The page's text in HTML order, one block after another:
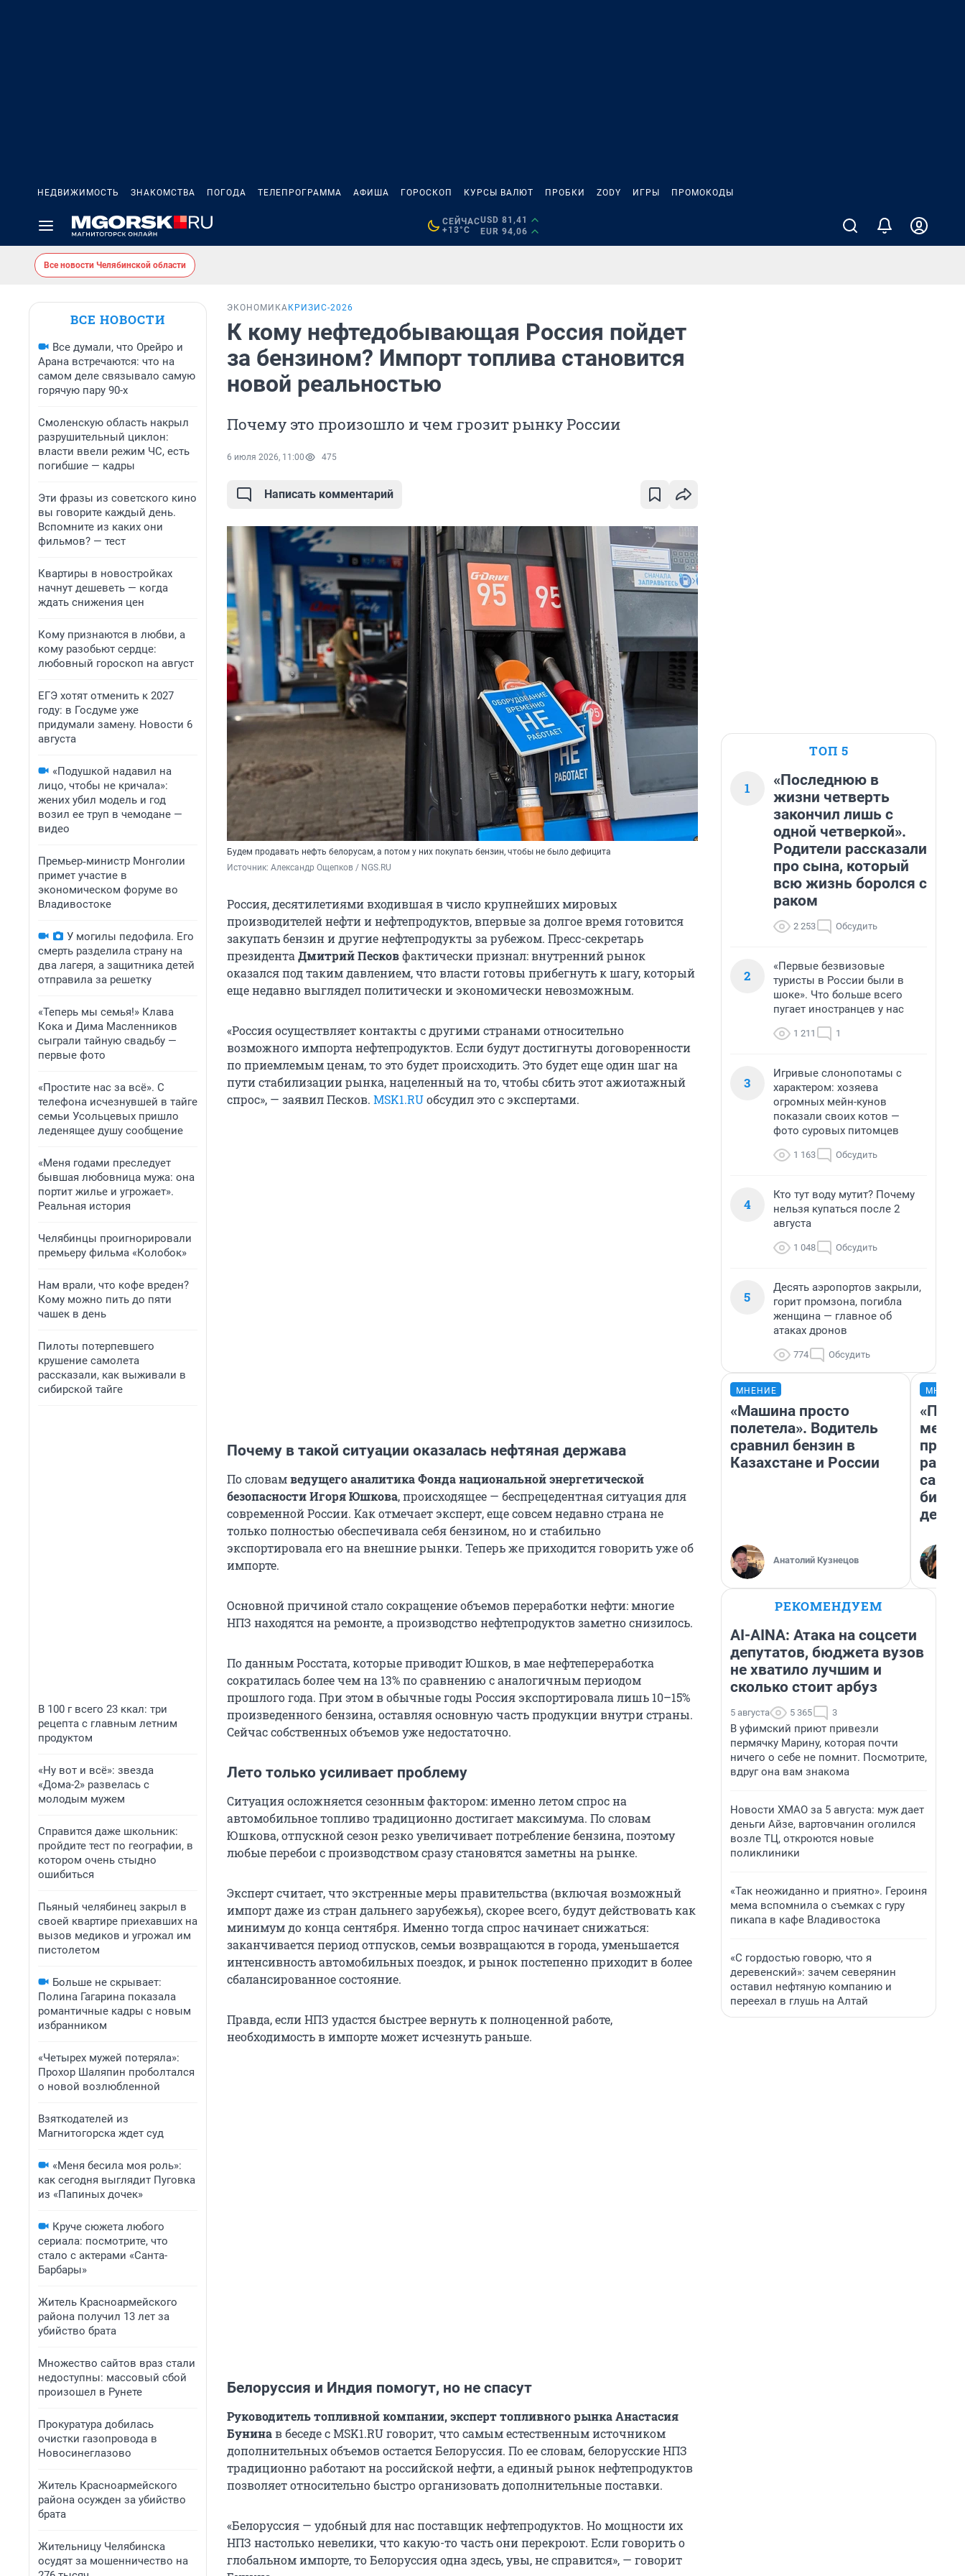
НЕДВИЖИМОСТЬ ЗНАКОМСТВА ПОГОДА ТЕЛЕПРОГРАММА АФИША ГОРОСКОП КУРСЫ ВАЛЮТ ПРОБКИ ZODY ИГРЫ ПРОМОКОДЫ
СЕЙЧАС
+13°C
USD 81,41
EUR 94,06
Все новости Челябинской области
ВСЕ НОВОСТИ
Все думали, что Орейро и
Арана встречаются: что на
самом деле связывало самую
горячую пару 90-х
Смоленскую область накрыл
разрушительный циклон:
власти ввели режим ЧС, есть
погибшие — кадры
Эти фразы из советского кино
вы говорите каждый день.
Вспомните из каких они
фильмов? — тест
Квартиры в новостройках
начнут дешеветь — когда
ждать снижения цен
Кому признаются в любви, а
кому разобьют сердце:
любовный гороскоп на август
ЕГЭ хотят отменить к 2027
году: в Госдуме уже
придумали замену. Новости 6
августа
«Подушкой надавил на
лицо, чтобы не кричала»:
жених убил модель и год
возил ее труп в чемодане —
видео
Премьер‑министр Монголии
примет участие в
экономическом форуме во
Владивостоке
У могилы педофила. Его
смерть разделила страну на
два лагеря, а защитника детей
отправила за решетку
«Теперь мы семья!» Клава
Кока и Дима Масленников
сыграли тайную свадьбу —
первые фото
«Простите нас за всё». С
телефона исчезнувшей в тайге
семьи Усольцевых пришло
леденящее душу сообщение
«Меня годами преследует
бывшая любовница мужа: она
портит жилье и угрожает».
Реальная история
Челябинцы проигнорировали
премьеру фильма «Колобок»
Нам врали, что кофе вреден?
Кому можно пить до пяти
чашек в день
Пилоты потерпевшего
крушение самолета
рассказали, как выживали в
сибирской тайге
В 100 г всего 23 ккал: три
рецепта с главным летним
продуктом
«Ну вот и всё»: звезда
«Дома-2» развелась с
молодым мужем
Справится даже школьник:
пройдите тест по географии, в
котором очень стыдно
ошибиться
Пьяный челябинец закрыл в
своей квартире приехавших на
вызов медиков и угрожал им
пистолетом
Больше не скрывает:
Полина Гагарина показала
романтичные кадры с новым
избранником
«Четырех мужей потеряла»:
Прохор Шаляпин проболтался
о новой возлюбленной
Взяткодателей из
Магнитогорска ждет суд
«Меня бесила моя роль»:
как сегодня выглядит Пуговка
из «Папиных дочек»
Круче сюжета любого
сериала: посмотрите, что
стало с актерами «Санта-
Барбары»
Житель Красноармейского
района получил 13 лет за
убийство брата
Множество сайтов враз стали
недоступны: массовый сбой
произошел в Рунете
Прокуратура добилась
очистки газопровода в
Новосинеглазово
Житель Красноармейского
района осужден за убийство
брата
Жительницу Челябинска
осудят за мошенничество на
ЭКОНОМИКА КРИЗИС-2026
К кому нефтедобывающая Россия пойдет
за бензином? Импорт топлива становится
новой реальностью
Почему это произошло и чем грозит рынку России
6 июля 2026, 11:00 475
Написать комментарий
Будем продавать нефть белорусам, а потом у них покупать бензин, чтобы не было дефицита
Источник: Александр Ощепков / NGS.RU
Россия, десятилетиями входившая в число крупнейших мировых
производителей нефти и нефтепродуктов, впервые за долгое время готовится
закупать бензин и другие нефтепродукты за рубежом. Пресс-секретарь
президента Дмитрий Песковфактически признал: внутренний рынок
оказался под таким давлением, что власти готовы прибегнуть к шагу, который
еще недавно выглядел политически и экономически невозможным.
«Россия осуществляет контакты с другими странами относительно
возможного импорта нефтепродуктов. Если будут достигнуты договоренности
по приемлемым ценам, то это будет происходить. Это будет еще один шаг на
пути стабилизации рынка, нацеленный на то, чтобы сбить этот ажиотажный
спрос», — заявил Песков. MSK1.RUобсудил это с экспертами.
Почему в такой ситуации оказалась нефтяная держава
По словамведущего аналитика Фонда национальной энергетической
безопасности Игоря Юшкова, происходящее — беспрецедентная ситуация для
современной России. Как отмечает эксперт, еще совсем недавно страна не
только полностью обеспечивала себя бензином, но и стабильно
экспортировала его на внешние рынки. Теперь же приходится говорить уже об
импорте.
Основной причиной стало сокращение объемов переработки нефти: многие
НПЗ находятся на ремонте, а производство нефтепродуктов заметно снизилось.
По данным Росстата, которые приводит Юшков, в мае нефтепереработка
сократилась более чем на 13% по сравнению с аналогичным периодом
прошлого года. При этом в обычные годы Россия экспортировала лишь 10–15%
произведенного бензина, оставляя основную часть продукции внутри страны.
Сейчас собственных объемов уже недостаточно.
Лето только усиливает проблему
Ситуация осложняется сезонным фактором: именно летом спрос на
автомобильное топливо традиционно достигает максимума. По словам
Юшкова, отпускной сезон резко увеличивает потребление бензина, поэтому
любые перебои с производством сразу становятся заметны на рынке.
Эксперт считает, что экстренные меры правительства (включая возможный
импорт даже из стран дальнего зарубежья), скорее всего, будут действовать как
минимум до конца сентября. Именно тогда спрос начинает снижаться:
заканчивается период отпусков, семьи возвращаются в города, уменьшается
интенсивность автомобильных поездок, и рынок постепенно приходит в более
сбалансированное состояние.
Правда, если НПЗ удастся быстрее вернуть к полноценной работе,
необходимость в импорте может исчезнуть раньше.
Белоруссия и Индия помогут, но не спасут
Руководитель топливной компании, эксперт топливного рынкаАнастасия
Бунинав беседе с MSK1.RU говорит, что самым естественным источником
дополнительных объемов остается Белоруссия. По ее словам, белорусские НПЗ
традиционно работают на российской нефти, а единый рынок нефтепродуктов
позволяет относительно быстро организовать дополнительные поставки.
«Белоруссия — удобный для нас поставщик нефтепродуктов. Но мощности их
НПЗ настолько невелики, что какую-то часть они перекроют. Если говорить о
глобальном импорте, то Белоруссия одна здесь, увы, не справится», — говорит
ТОП 5
1
«Последнюю в
жизни четверть
закончил лишь с
одной четверкой».
Родители рассказали
про сына, который
всю жизнь боролся с
раком
2 253 Обсудить
2
«Первые безвизовые
туристы в России были в
шоке». Что больше всего
пугает иностранцев у нас
1 211 1
3
Игривые слонопотамы с
характером: хозяева
огромных мейн-кунов
показали своих котов —
фото суровых питомцев
1 163 Обсудить
4
Кто тут воду мутит? Почему
нельзя купаться после 2
августа
1 048 Обсудить
5
Десять аэропортов закрыли,
горит промзона, погибла
женщина — главное об
атаках дронов
774 Обсудить
МНЕНИЕ
«Машина просто
полетела». Водитель
сравнил бензин в
Казахстане и России
Анатолий Кузнецов
РЕКОМЕНДУЕМ
AI-AINA: Атака на соцсети
депутатов, бюджета вузов
не хватило лучшим и
сколько стоит арбуз
5 августа 5 365 3
В уфимский приют привезли
пермячку Марину, которая почти
ничего о себе не помнит. Посмотрите,
вдруг она вам знакома
Новости ХМАО за 5 августа: муж дает
деньги Айзе, вартовчанин оголился
возле ТЦ, откроются новые
поликлиники
«Так неожиданно и приятно». Героиня
мема вспомнила о съемках с гуру
пикапа в кафе Владивостока
«С гордостью говорю, что я
деревенский»: зачем северянин
оставил нефтяную компанию и
переехал в глушь на Алтай